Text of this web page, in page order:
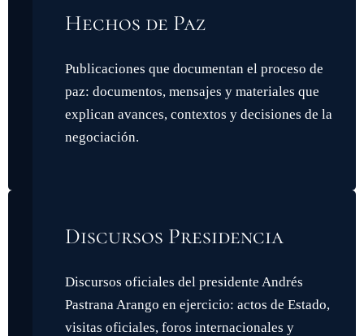
Hechos de Paz
Publicaciones que documentan el proceso de
paz: documentos, mensajes y materiales que
explican avances, contextos y decisiones de la
negociación.
Discursos Presidencia
Discursos oficiales del presidente Andrés
Pastrana Arango en ejercicio: actos de Estado,
visitas oficiales, foros internacionales y